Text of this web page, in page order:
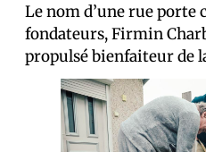
Le nom d’une rue porte
fondateurs, Firmin
propulsé bienfaiteur de